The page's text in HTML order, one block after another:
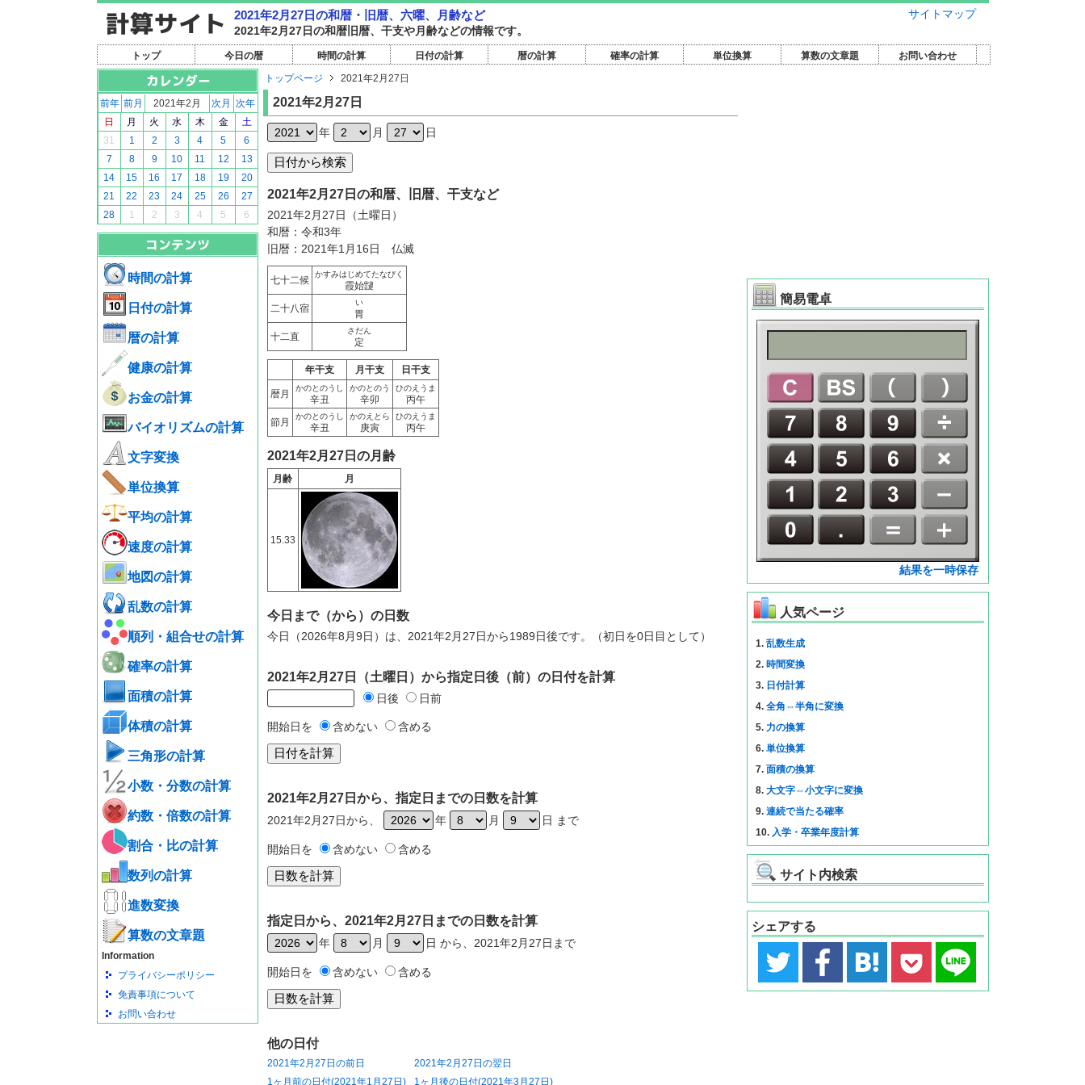
サイトマップ
2021年2月27日の和暦・旧暦、六曜、月齢など
2021年2月27日の和暦旧暦、干支や月齢などの情報です。
トップ 今日の暦 時間の計算 日付の計算 暦の計算 確率の計算 単位換算 算数の文章題 お問い合わせ
前年 前月 2021年2月 次月
次年
日
月 火 水 木 金
土
31
1 2 3 4 5
6
7
8 9 10 11 12
13
14
15 16 17 18 19
20
21
22 23 24 25 26
27
28
1 2 3 4 5 6
時間の計算
日付の計算
暦の計算
健康の計算
お金の計算
バイオリズムの計算
文字変換
単位換算
平均の計算
速度の計算
地図の計算
乱数の計算
順列・組合せの計算
確率の計算
面積の計算
体積の計算
三角形の計算
小数・分数の計算
約数・倍数の計算
割合・比の計算
数列の計算
進数変換
算数の文章題
Information
プライバシーポリシー
免責事項について
お問い合わせ
トップページ 2021年2月27日
2021年2月27日
年 月 日
2021年2月27日の和暦、旧暦、干支など
2021年2月27日（土曜日）
和暦：令和3年
旧暦：2021年1月16日 仏滅
七十二候
かすみはじめてたなびく
霞始靆
二十八宿
い
胃
十二直
さだん
定
年干支 月干支 日干支
暦月
かのとのうし
辛丑
かのとのう
辛卯
ひのえうま
丙午
節月
かのとのうし
辛丑
かのえとら
庚寅
ひのえうま
丙午
2021年2月27日の月齢
月齢 月
15.33
今日まで（から）の日数
今日（2026年8月9日）は、2021年2月27日から1989日後です。（初日を0日目として）
2021年2月27日（土曜日）から指定日後（前）の日付を計算
日後 日前
開始日を 含めない 含める
2021年2月27日から、指定日までの日数を計算
2021年2月27日から、 年 月 日 まで
開始日を 含めない 含める
指定日から、2021年2月27日までの日数を計算
年 月 日 から、2021年2月27日まで
開始日を 含めない 含める
他の日付
2021年2月27日の前日
2021年2月27日の翌日
1ヶ月前の日付(2021年1月27日)
1ヶ月後の日付(2021年3月27日)
簡易電卓
結果を一時保存
人気ページ
1. 乱数生成
2. 時間変換
3. 日付計算
4. 全角⇔半角に変換
5. 力の換算
6. 単位換算
7. 面積の換算
8. 大文字⇔小文字に変換
9. 連続で当たる確率
10. 入学・卒業年度計算
サイト内検索
シェアする